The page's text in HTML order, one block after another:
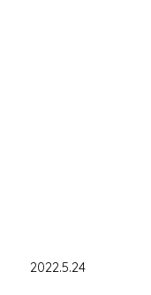
2022.5.24